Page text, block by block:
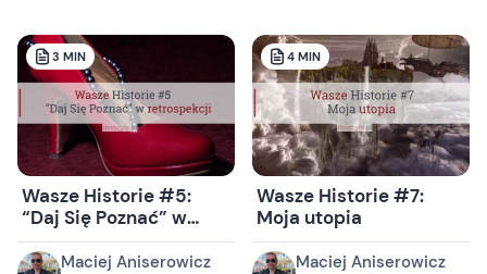
3 MIN
Wasze Historie #5:
“Daj Się Poznać” w
retrospekcji
Maciej Aniserowicz
4 MIN
Wasze Historie #7:
Moja utopia
Maciej Aniserowicz